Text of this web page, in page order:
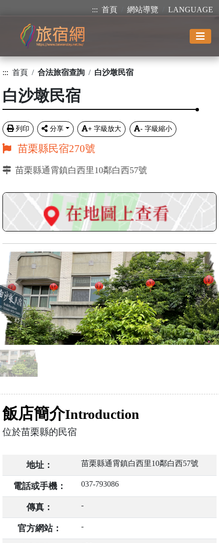
::: 首頁 網站導覽 LANGUAGE
::: 首頁 合法旅宿查詢 白沙墩民宿
白沙墩民宿
列印 分享 + 字級放大 - 字級縮小
苗栗縣民宿270號
苗栗縣通霄鎮白西里10鄰白西57號
飯店簡介Introduction
位於苗栗縣的民宿
地址： 苗栗縣通霄鎮白西里10鄰白西57號
電話或手機： 037-793086
傳真： -
官方網站： -